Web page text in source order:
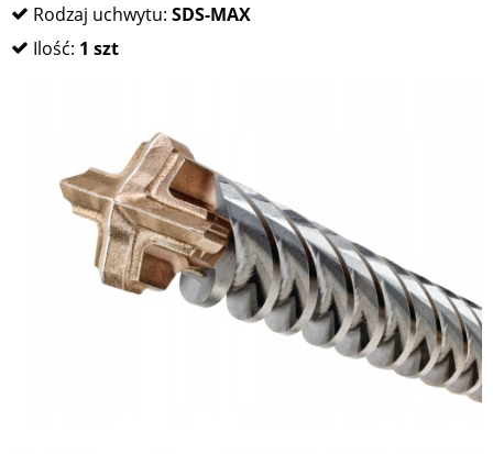
Rodzaj uchwytu: SDS-MAX
Ilość: 1 szt